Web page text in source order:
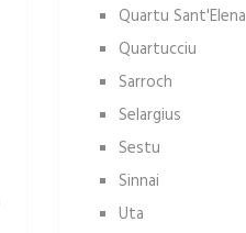
Quartu Sant'Elena
Quartucciu
Sarroch
Selargius
Sestu
Sinnai
Uta